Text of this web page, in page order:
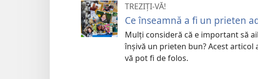
TREZIȚI-VĂ!
Ce înseamnă a fi un prieten
Mulţi consideră că e important să
înşivă un prieten bun? Acest
vă pot fi de folos.